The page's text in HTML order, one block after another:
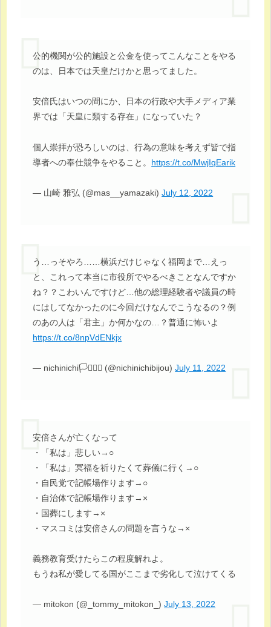
公的機関が公的施設と公金を使ってこんなことをやる
のは、日本では天皇だけかと思ってました。
安倍氏はいつの間にか、日本の行政や大手メディア業
界では「天皇に類する存在」になっていた？
個人崇拝が恐ろしいのは、行為の意味を考えず皆で指
導者への奉仕競争をやること。 https://t.co/MwjIqEarik
— 山崎 雅弘 (@mas__yamazaki)July 12, 2022
う…っそやろ……横浜だけじゃなく福岡まで…えっ
と、これって本当に市役所でやるべきことなんですか
ね？？こわいんですけど…他の総理経験者や議員の時
にはしてなかったのに今回だけなんでこうなるの？例
のあの人は「君主」か何かなの…？普通に怖いよ
https://t.co/8npVdENkjx
— nichinichi🏳️‍⚧️🏳️‍🌈 (@nichinichibijou)July 11, 2022
安倍さんが亡くなって
・「私は」悲しい→○
・「私は」冥福を祈りたくて葬儀に行く→○
・自民党で記帳場作ります→○
・自治体で記帳場作ります→×
・国葬にします→×
・マスコミは安倍さんの問題を言うな→×
義務教育受けたらこの程度解れよ。
もうね私が愛してる国がここまで劣化して泣けてくる
— mitokon (@_tommy_mitokon_)July 13, 2022